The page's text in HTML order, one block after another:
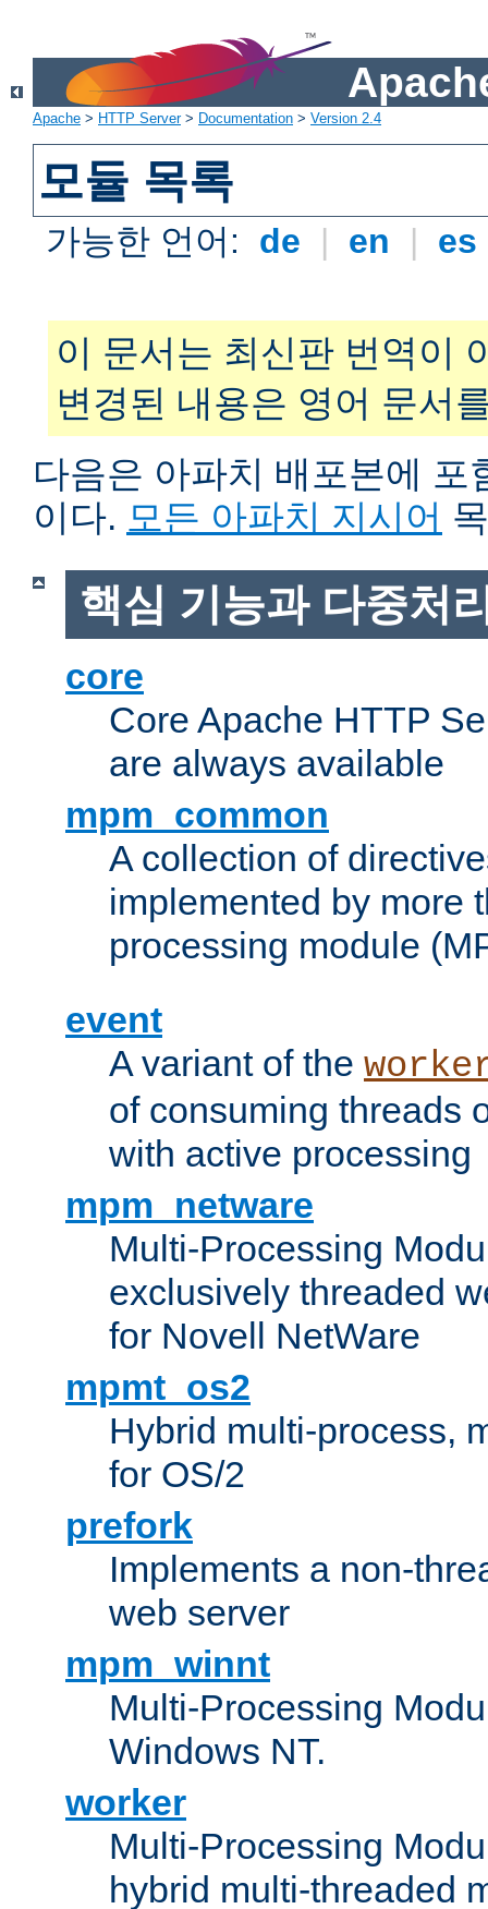
Apache > HTTP Server> Documentation > Version 2.4
모듈 목록
가능한 언어: de | en | es
이 문서는 최신판 번역이
변경된 내용은 영어 문서
다음은 아파치 배포본에 포
이다. 모든 아파치 지시어
핵심 기능과 다중처
core
Core Apache HTTP
are always available
mpm_common
A collection of
implemented by more
processing module
event
A variant of the
of consuming threads
with active processing
mpm_netware
Multi-Processing
exclusively threaded
for Novell NetWare
mpmt_os2
Hybrid multi-process,
for OS/2
prefork
Implements a non-
web server
mpm_winnt
Multi-Processing
Windows NT.
worker
Multi-Processing
hybrid multi-threaded